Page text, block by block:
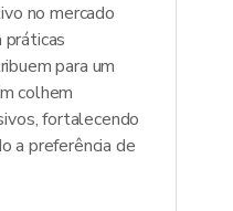
no mercado
para um
colhem
fortalecendo
a preferência de